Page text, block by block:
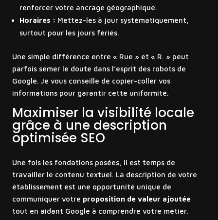
renforcer votre ancrage géographique.
Horaires : Mettez-les à jour systématiquement,
surtout pour les jours fériés.
Une simple différence entre « Rue » et « R. » peut
parfois semer le doute dans l’esprit des robots de
Google. Je vous conseille de copier-coller vos
informations pour garantir cette uniformité.
Maximiser la visibilité locale
grâce à une description
optimisée SEO
Une fois les fondations posées, il est temps de
travailler le contenu textuel. La description de votre
établissement est une opportunité unique de
communiquer votre proposition de valeur ajoutée
tout en aidant Google à comprendre votre métier.